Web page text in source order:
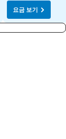
요금 보기